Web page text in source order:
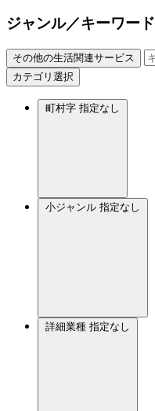
ジャンル／キーワード
その他の生活関連サービス
カテゴリ選択
町村字 指定なし
小ジャンル 指定なし
詳細業種 指定なし